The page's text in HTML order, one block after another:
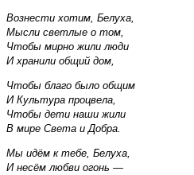
Вознести хотим, Белуха,
Мысли светлые о том,
Чтобы мирно жили люди
И хранили общий дом,
Чтобы благо было общим
И Культура процвела,
Чтобы дети наши жили
В мире Света и Добра.
Мы идём к тебе, Белуха,
И несём любви огонь —